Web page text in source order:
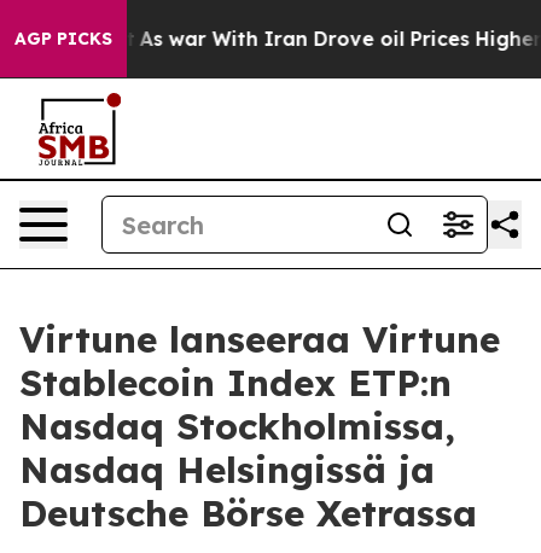
AGP PICKS
As war With Iran Drove oil Prices Higher,
Virtune lanseeraa Virtune
Stablecoin Index ETP:n
Nasdaq Stockholmissa,
Nasdaq Helsingissä ja
Deutsche Börse Xetrassa